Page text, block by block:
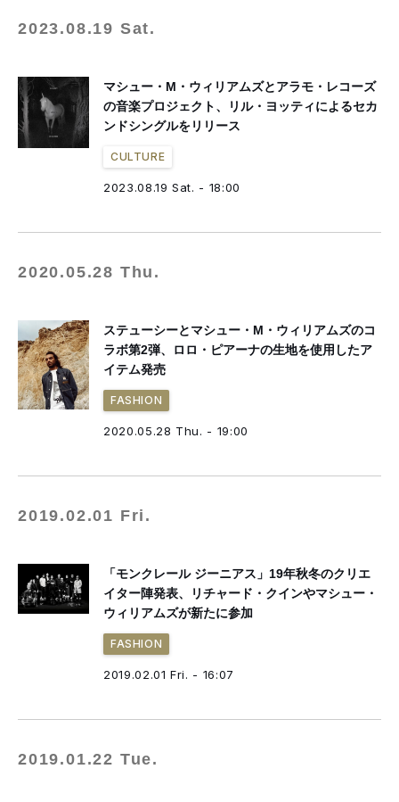
2023.08.19 Sat.
マシュー・M・ウィリアムズとアラモ・レコーズ
の音楽プロジェクト、リル・ヨッティによるセカ
ンドシングルをリリース
CULTURE
2023.08.19 Sat. - 18:00
2020.05.28 Thu.
ステューシーとマシュー・M・ウィリアムズのコ
ラボ第2弾、ロロ・ピアーナの生地を使用したア
イテム発売
FASHION
2020.05.28 Thu. - 19:00
2019.02.01 Fri.
「モンクレール ジーニアス」19年秋冬のクリエ
イター陣発表、リチャード・クインやマシュー・
ウィリアムズが新たに参加
FASHION
2019.02.01 Fri. - 16:07
2019.01.22 Tue.